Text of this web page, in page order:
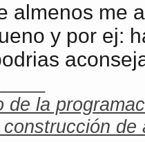
almenos me
y por ej:
de la